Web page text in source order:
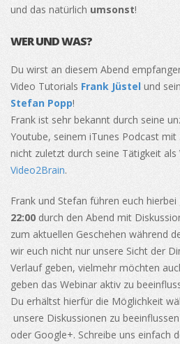
und das natürlich umsonst!
WER UND WAS?
Du wirst an diesem Abend
Video Tutorials Frank Jüstel und
Stefan Popp!
Frank ist sehr bekannt durch seine
Youtube, seinem iTunes Podcast
nicht zuletzt durch seine Tätigkeit
Video2Brain.
Frank und Stefan führen euch
22:00 durch den Abend mit
zum aktuellen Geschehen während
wir euch nicht nur unsere Sicht der
Verlauf geben, vielmehr möchten
geben das Webinar aktiv zu
Du erhältst hierfür die Möglichkeit
unsere Diskussionen zu
oder Google+. Schreibe uns einfach